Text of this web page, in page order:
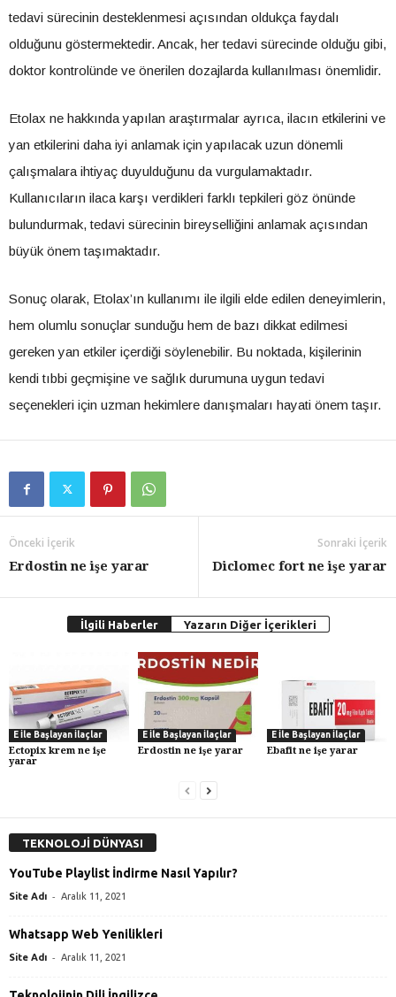
tedavi sürecinin desteklenmesi açısından oldukça faydalı
olduğunu göstermektedir. Ancak, her tedavi sürecinde olduğu gibi,
doktor kontrolünde ve önerilen dozajlarda kullanılması önemlidir.
Etolax ne hakkında yapılan araştırmalar ayrıca, ilacın etkilerini ve
yan etkilerini daha iyi anlamak için yapılacak uzun dönemli
çalışmalara ihtiyaç duyulduğunu da vurgulamaktadır.
Kullanıcıların ilaca karşı verdikleri farklı tepkileri göz önünde
bulundurmak, tedavi sürecinin bireyselliğini anlamak açısından
büyük önem taşımaktadır.
Sonuç olarak, Etolax’ın kullanımı ile ilgili elde edilen deneyimlerin,
hem olumlu sonuçlar sunduğu hem de bazı dikkat edilmesi
gereken yan etkiler içerdiği söylenebilir. Bu noktada, kişilerinin
kendi tıbbi geçmişine ve sağlık durumuna uygun tedavi
seçenekleri için uzman hekimlere danışmaları hayati önem taşır.
Önceki İçerik
Erdostin ne işe yarar
Sonraki İçerik
Diclomec fort ne işe yarar
İlgili Haberler Yazarın Diğer İçerikleri
E İle Başlayan İlaçlar
Ectopix krem ne işe
yarar
E İle Başlayan İlaçlar
Erdostin ne işe yarar
E İle Başlayan İlaçlar
Ebafit ne işe yarar
TEKNOLOJİ DÜNYASI
YouTube Playlist İndirme Nasıl Yapılır?
Site Adı - Aralık 11, 2021
Whatsapp Web Yenilikleri
Site Adı - Aralık 11, 2021